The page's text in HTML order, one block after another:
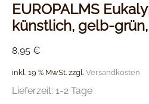
EUROPALMS
künstlich, gelb-
8,95 €
inkl. 19 % MwSt. zzgl. Versandkosten
Lieferzeit: 1-2 Tage